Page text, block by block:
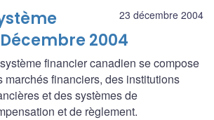
23 décembre 2004
2004
financier canadien se compose
marchés financiers, des institutions
et des systèmes de
et de règlement.